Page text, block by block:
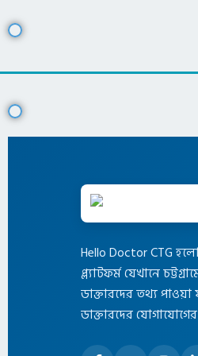
Hello Doctor CTG হলো
প্ল্যাটফর্ম যেখানে
ডাক্তারদের তথ্য
ডাক্তারদের